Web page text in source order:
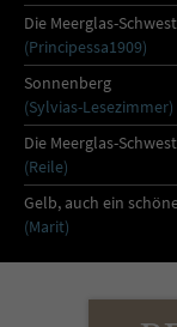
Die Meerglas-
(Principessa1909)
Sonnenberg
(Sylvias-Lesezimmer)
Die Meerglas-
(Reile)
Gelb, auch ein
(Marit)